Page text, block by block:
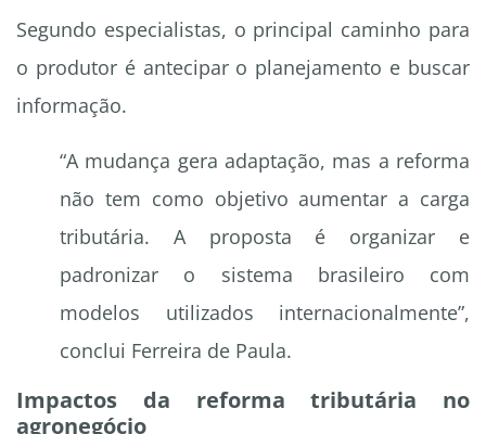
Segundo especialistas, o principal caminho para
o produtor é antecipar o planejamento e buscar
informação.
“A mudança gera adaptação, mas a reforma
não tem como objetivo aumentar a carga
tributária. A proposta é organizar e
padronizar o sistema brasileiro com
modelos utilizados internacionalmente”,
conclui Ferreira de Paula.
Impactos da reforma tributária no
agronegócio